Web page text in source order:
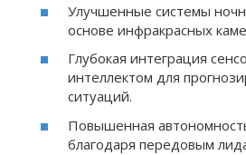
Улучшенные системы
основе инфракрасных
Глубокая интеграция
интеллектом для
ситуаций.
Повышенная
благодаря передовым